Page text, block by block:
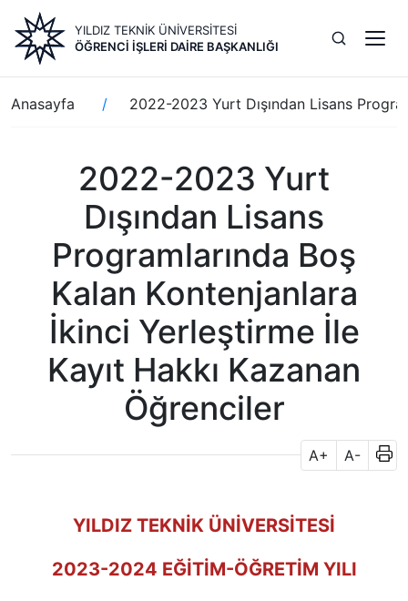
içeriğe
atla
YILDIZ TEKNİK ÜNİVERSİTESİ
ÖĞRENCI İŞLERI DAIRE BAŞKANLIĞI
Sayfa
yolu
Anasayfa 2022-2023 Yurt Dışından Lisans
2022-2023 Yurt
Dışından Lisans
Programlarında Boş
Kalan Kontenjanlara
İkinci Yerleştirme İle
Kayıt Hakkı Kazanan
Öğrenciler
A+ A-
YILDIZ TEKNİK ÜNİVERSİTESİ
2023-2024 EĞİTİM-ÖĞRETİM YILI